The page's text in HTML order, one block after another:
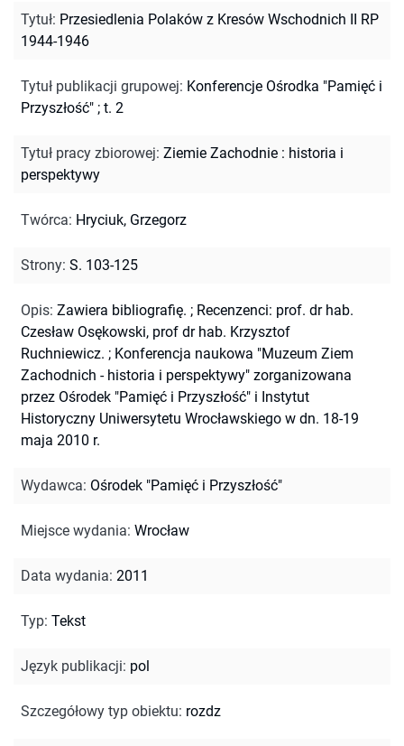
Tytuł: Przesiedlenia Polaków z Kresów Wschodnich II RP
1944-1946
Tytuł publikacji grupowej: Konferencje Ośrodka "Pamięć i
Przyszłość" ; t. 2
Tytuł pracy zbiorowej: Ziemie Zachodnie : historia i
perspektywy
Twórca: Hryciuk, Grzegorz
Strony: S. 103-125
Opis: Zawiera bibliografię. ; Recenzenci: prof. dr hab.
Czesław Osękowski, prof dr hab. Krzysztof
Ruchniewicz. ; Konferencja naukowa "Muzeum Ziem
Zachodnich - historia i perspektywy" zorganizowana
przez Ośrodek "Pamięć i Przyszłość" i Instytut
Historyczny Uniwersytetu Wrocławskiego w dn. 18-19
maja 2010 r.
Wydawca: Ośrodek "Pamięć i Przyszłość"
Miejsce wydania: Wrocław
Data wydania: 2011
Typ: Tekst
Język publikacji: pol
Szczegółowy typ obiektu: rozdz